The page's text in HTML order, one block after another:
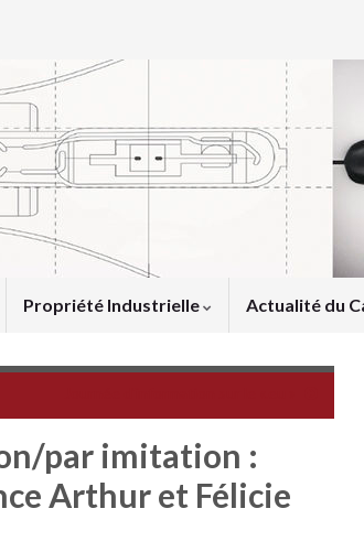
Propriété Industrielle Actualité du
par imitation :
Arthur et Félicie